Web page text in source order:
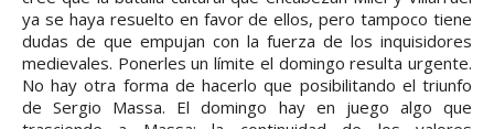
ya se haya resuelto en favor de ellos, pero tampoco tiene
dudas de que empujan con la fuerza de los inquisidores
medievales. Ponerles un límite el domingo resulta urgente.
No hay otra forma de hacerlo que posibilitando el triunfo
de Sergio Massa. El domingo hay en juego algo que